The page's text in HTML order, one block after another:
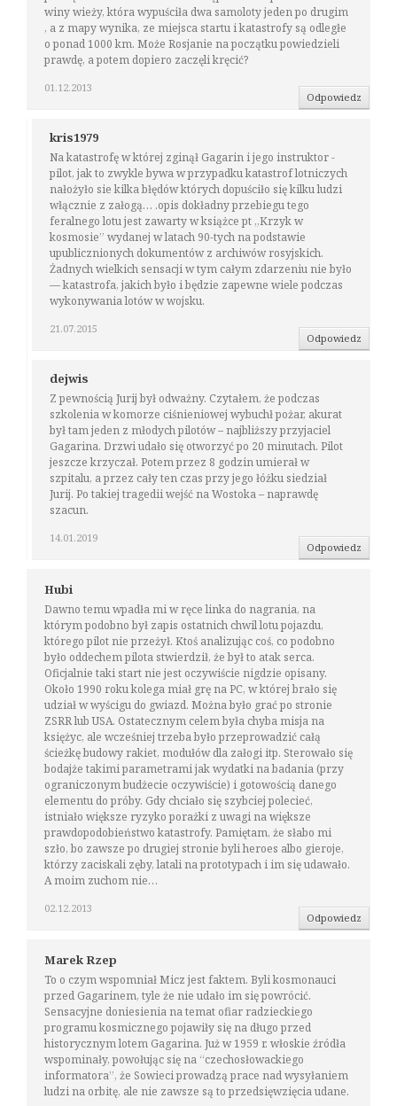
01.12.2013
winy wieży, która wypuściła dwa samoloty jeden po drugim
, a z mapy wynika, ze miejsca startu i katastrofy są odległe
o ponad 1000 km. Może Rosjanie na początku powiedzieli
prawdę, a potem dopiero zaczęli kręcić?
Odpowiedz
kris1979
21.07.2015
Na katastrofę w której zginął Gagarin i jego instruktor -
pilot, jak to zwykle bywa w przypadku katastrof lotniczych
nałożyło sie kilka błędów których dopuściło się kilku ludzi
włącznie z załogą… .opis dokładny przebiegu tego
feralnego lotu jest zawarty w książce pt „Krzyk w
kosmosie” wydanej w latach 90-tych na podstawie
upublicznionych dokumentów z archiwów rosyjskich.
Żadnych wielkich sensacji w tym całym zdarzeniu nie było
— katastrofa, jakich było i będzie zapewne wiele podczas
wykonywania lotów w wojsku.
Odpowiedz
dejwis
14.01.2019
Z pewnością Jurij był odważny. Czytałem, że podczas
szkolenia w komorze ciśnieniowej wybuchł pożar, akurat
był tam jeden z młodych pilotów – najbliższy przyjaciel
Gagarina. Drzwi udało się otworzyć po 20 minutach. Pilot
jeszcze krzyczał. Potem przez 8 godzin umierał w
szpitalu, a przez cały ten czas przy jego łóżku siedział
Jurij. Po takiej tragedii wejść na Wostoka – naprawdę
szacun.
Odpowiedz
Hubi
02.12.2013
Dawno temu wpadła mi w ręce linka do nagrania, na
którym podobno był zapis ostatnich chwil lotu pojazdu,
którego pilot nie przeżył. Ktoś analizując coś, co podobno
było oddechem pilota stwierdził, że był to atak serca.
Oficjalnie taki start nie jest oczywiście nigdzie opisany.
Około 1990 roku kolega miał grę na PC, w której brało się
udział w wyścigu do gwiazd. Można było grać po stronie
ZSRR lub USA. Ostatecznym celem była chyba misja na
księżyc, ale wcześniej trzeba było przeprowadzić całą
ścieżkę budowy rakiet, modułów dla załogi itp. Sterowało się
bodajże takimi parametrami jak wydatki na badania (przy
ograniczonym budżecie oczywiście) i gotowością danego
elementu do próby. Gdy chciało się szybciej polecieć,
istniało większe ryzyko porażki z uwagi na większe
prawdopodobieństwo katastrofy. Pamiętam, że słabo mi
szło, bo zawsze po drugiej stronie byli heroes albo gieroje,
którzy zaciskali zęby, latali na prototypach i im się udawało.
A moim zuchom nie…
Odpowiedz
Marek Rzep
To o czym wspomniał Micz jest faktem. Byli kosmonauci
przed Gagarinem, tyle że nie udało im się powrócić.
Sensacyjne doniesienia na temat ofiar radzieckiego
programu kosmicznego pojawiły się na długo przed
historycznym lotem Gagarina. Już w 1959 r. włoskie źródła
wspominały, powołując się na “czechosłowackiego
informatora”, że Sowieci prowadzą prace nad wysyłaniem
ludzi na orbitę, ale nie zawsze są to przedsięwzięcia udane.